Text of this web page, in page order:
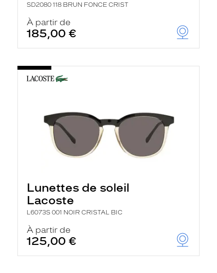
SD2080 118 BRUN FONCE CRIST
À partir de
185,00 €
Lunettes de soleil
Lacoste
L6073S 001 NOIR CRISTAL BIC
À partir de
125,00 €